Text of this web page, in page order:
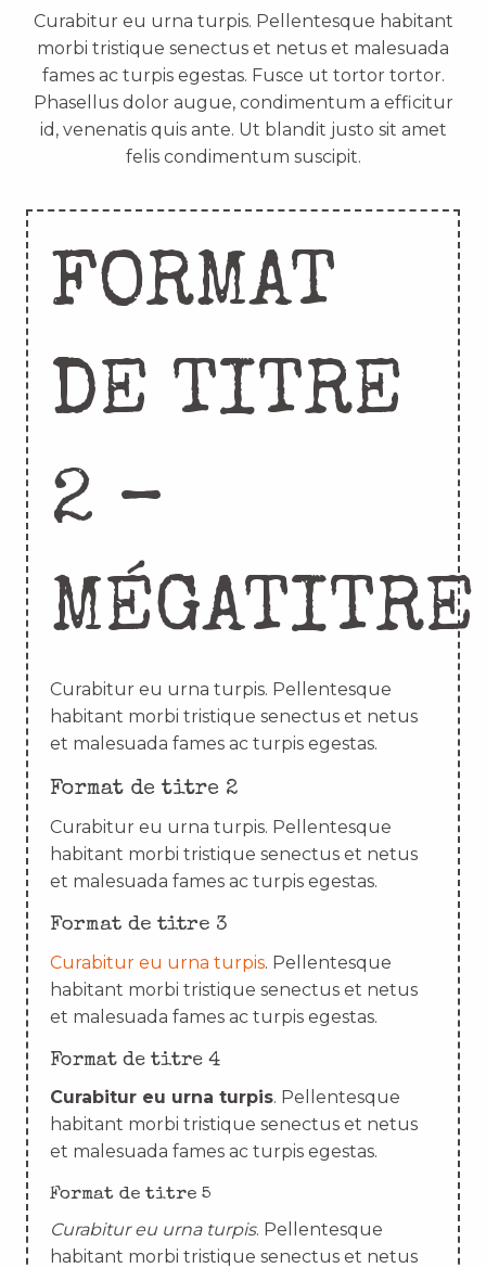
Curabitur eu urna turpis. Pellentesque habitant
morbi tristique senectus et netus et malesuada
fames ac turpis egestas. Fusce ut tortor tortor.
Phasellus dolor augue, condimentum a efficitur
id, venenatis quis ante. Ut blandit justo sit amet
felis condimentum suscipit.
FORMAT
DE TITRE
2 –
MÉGATITRE
Curabitur eu urna turpis. Pellentesque
habitant morbi tristique senectus et netus
et malesuada fames ac turpis egestas.
Format de titre 2
Curabitur eu urna turpis. Pellentesque
habitant morbi tristique senectus et netus
et malesuada fames ac turpis egestas.
Format de titre 3
Curabitur eu urna turpis. Pellentesque
habitant morbi tristique senectus et netus
et malesuada fames ac turpis egestas.
Format de titre 4
Curabitur eu urna turpis. Pellentesque
habitant morbi tristique senectus et netus
et malesuada fames ac turpis egestas.
Format de titre 5
Curabitur eu urna turpis. Pellentesque
habitant morbi tristique senectus et netus